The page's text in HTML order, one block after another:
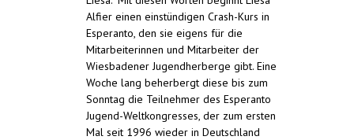
Alfier einen einstündigen Crash-Kurs in
Esperanto, den sie eigens für die
Mitarbeiterinnen und Mitarbeiter der
Wiesbadener Jugendherberge gibt. Eine
Woche lang beherbergt diese bis zum
Sonntag die Teilnehmer des Esperanto
Jugend-Weltkongresses, der zum ersten
Mal seit 1996 wieder in Deutschland